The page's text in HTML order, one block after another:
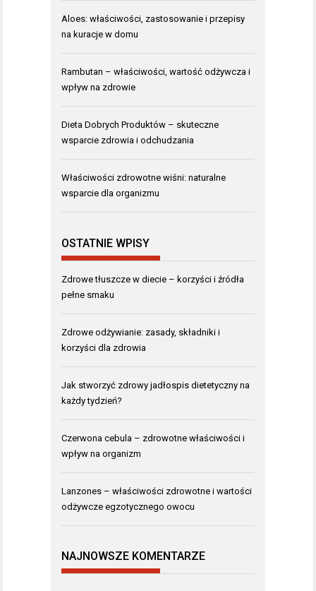
Aloes: właściwości, zastosowanie i przepisy
na kuracje w domu
Rambutan – właściwości, wartość odżywcza i
wpływ na zdrowie
Dieta Dobrych Produktów – skuteczne
wsparcie zdrowia i odchudzania
Właściwości zdrowotne wiśni: naturalne
wsparcie dla organizmu
OSTATNIE WPISY
Zdrowe tłuszcze w diecie – korzyści i źródła
pełne smaku
Zdrowe odżywianie: zasady, składniki i
korzyści dla zdrowia
Jak stworzyć zdrowy jadłospis dietetyczny na
każdy tydzień?
Czerwona cebula – zdrowotne właściwości i
wpływ na organizm
Lanzones – właściwości zdrowotne i wartości
odżywcze egzotycznego owocu
NAJNOWSZE KOMENTARZE